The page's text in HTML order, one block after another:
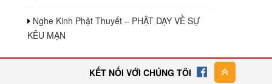
Nghe Kinh Phật Thuyết – PHẬT DẠY VỀ SỰ
KÊU MẠN
KẾT NỐI VỚI CHÚNG TÔI